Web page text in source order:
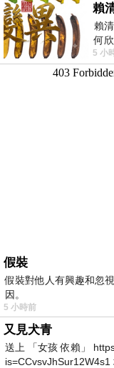
賴
賴
何
罵
5 小
假裝
假裝對他人有興趣和忽
因。
5 小時前
又見犬青
送上 「女孩 依賴」
is=CCvsvJhSur12W4s1